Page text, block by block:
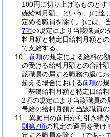
100円に切り上げるものと
礎給料月額」という。)に達
定める職員を除く。)には、
7項の規定により当該職員の
料月額と特定日給料月額と
て支給する。
10
前項の規定による給料の
の受ける給料月額との合計
該職員の属する職務の級に
超える場合における前項の
「基礎給料月額と特定日給
2項の規定により当該職員の
号給の給料月額と当該職員
11
異動日の前日から引き続
則第7項の規定の適用を受け
定する職員を除く。)であっ